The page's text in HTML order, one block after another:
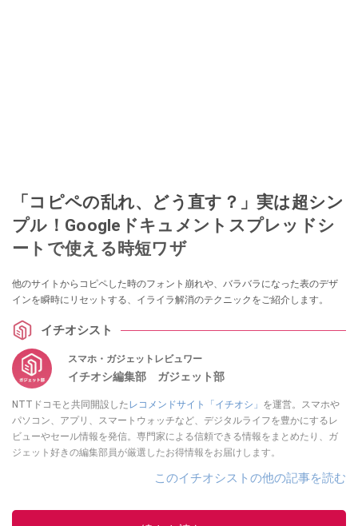
「コピペの乱れ、どう直す？」実は超シン
プル！Googleドキュメントスプレッドシ
ートで使える時短ワザ
他のサイトからコピペした時のフォント崩れや、バラバラになった表のデザ
インを瞬時にリセットする、イライラ解消のテクニックをご紹介します。
イチオシスト
スマホ・ガジェットレビュワー
イチオシ編集部 ガジェット部
NTTドコモと共同開設した レコメンドサイト「イチオシ」 を運営。スマホや
パソコン、アプリ、スマートウォッチなど、デジタルライフを豊かにするレ
ビューやセール情報を発信。専門家による信頼できる情報をまとめたり、ガ
ジェット好きの編集部員が厳選したお得情報をお届けします。
このイチオシストの他の記事を読む